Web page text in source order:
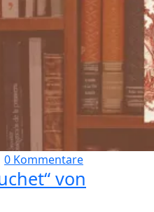
0 Kommentare
von